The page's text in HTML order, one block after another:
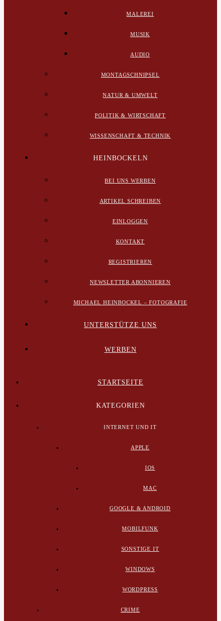
MALEREI
MUSIK
AUDIO
MONTAGSCHNIPSEL
NATUR & UMWELT
POLITIK & WIRTSCHAFT
WISSENSCHAFT & TECHNIK
HEINBOCKELN
BEI UNS WERBEN
ARTIKEL SCHREIBEN
EINLOGGEN
KONTAKT
REGISTRIEREN
NEWSLETTER ABONNIEREN
MICHAEL HEINBOCKEL – FOTOGRAFIE
UNTERSTÜTZE UNS
WERBEN
STARTSEITE
KATEGORIEN
INTERNET UND IT
APPLE
IOS
MAC
GOOGLE & ANDROID
MOBILFUNK
SONSTIGE IT
WINDOWS
WORDPRESS
CRIME